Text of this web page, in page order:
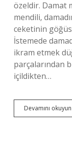
özeldir. Damat
mendili,
ceketinin göğüs
İstemede
ikram etmek
parçalarından
içildikten…
Devamını okuyun